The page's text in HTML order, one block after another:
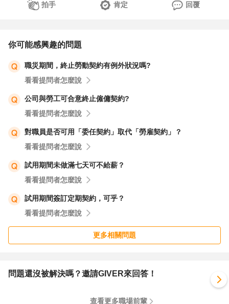
拍手 肯定 回覆
你可能感興趣的問題
職災期間，終止勞動契約有例外狀況嗎?
看看提問者怎麼說
公司與勞工可合意終止僱傭契約?
看看提問者怎麼說
對職員是否可用「委任契約」取代「勞雇契約」？
看看提問者怎麼說
試用期間未做滿七天可不給薪？
看看提問者怎麼說
試用期間簽訂定期契約，可乎？
看看提問者怎麼說
更多相關問題
問題還沒被解決嗎？邀請GIVER來回答！
查看更多職場前輩